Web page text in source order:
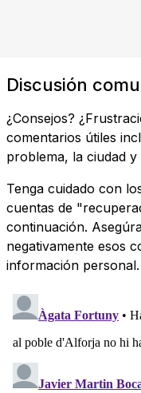
Discusión
¿Consejos?
comentarios útiles
problema, la ciudad
Tenga cuidado con
cuentas de
continuación.
negativamente esos
información personal.